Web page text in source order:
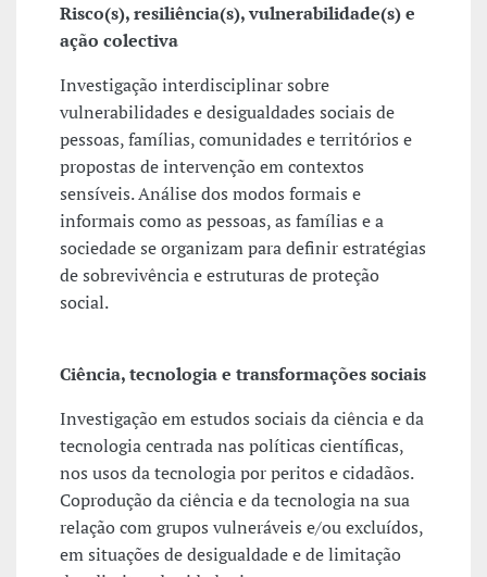
Risco(s), resiliência(s), vulnerabilidade(s) e
ação colectiva
Investigação interdisciplinar sobre
vulnerabilidades e desigualdades sociais de
pessoas, famílias, comunidades e territórios e
propostas de intervenção em contextos
sensíveis. Análise dos modos formais e
informais como as pessoas, as famílias e a
sociedade se organizam para definir estratégias
de sobrevivência e estruturas de proteção
social.
Ciência, tecnologia e transformações sociais
Investigação em estudos sociais da ciência e da
tecnologia centrada nas políticas científicas,
nos usos da tecnologia por peritos e cidadãos.
Coprodução da ciência e da tecnologia na sua
relação com grupos vulneráveis e/ou excluídos,
em situações de desigualdade e de limitação